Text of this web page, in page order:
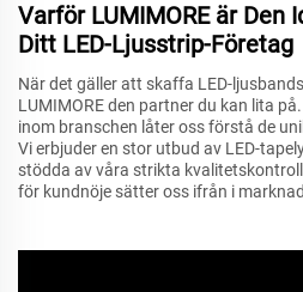
Varför LUMIMORE är Den
Ditt LED-Ljusstrip-Företag
När det gäller att skaffa LED-
LUMIMORE den partner du kan lita
inom branschen låter oss förstå de
Vi erbjuder en stor utbud av LED-
stödda av våra strikta
för kundnöje sätter oss ifrån i